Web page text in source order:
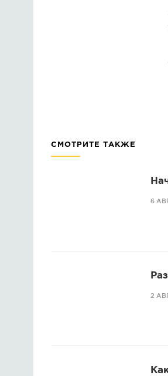
СМОТРИТЕ ТАКЖЕ
6
2